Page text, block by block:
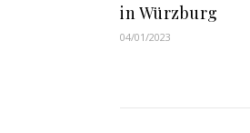
in Würzburg
04/01/2023